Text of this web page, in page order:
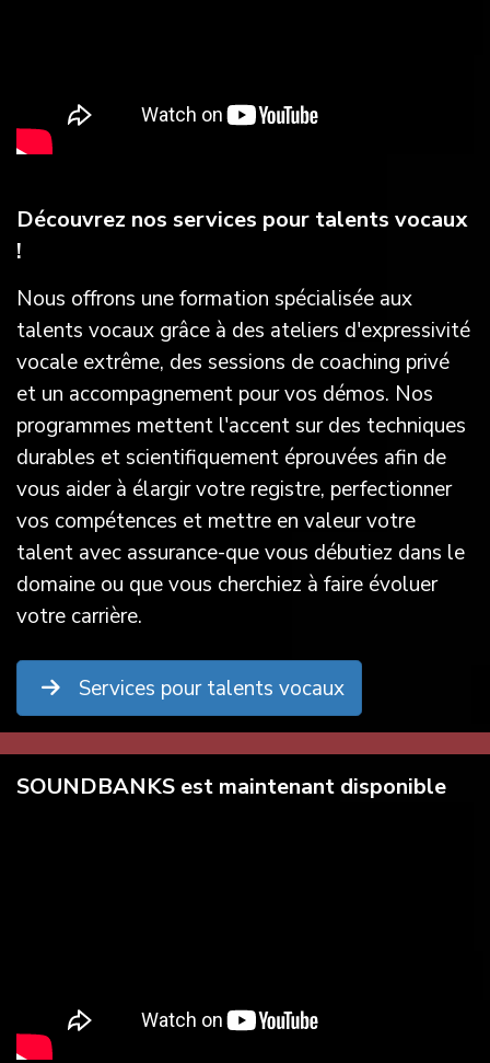
Découvrez nos services pour talents vocaux
!
Nous offrons une formation spécialisée aux
talents vocaux grâce à des ateliers d'expressivité
vocale extrême, des sessions de coaching privé
et un accompagnement pour vos démos. Nos
programmes mettent l'accent sur des techniques
durables et scientifiquement éprouvées afin de
vous aider à élargir votre registre, perfectionner
vos compétences et mettre en valeur votre
talent avec assurance-que vous débutiez dans le
domaine ou que vous cherchiez à faire évoluer
votre carrière.
Services pour talents vocaux
SOUNDBANKS est maintenant disponible